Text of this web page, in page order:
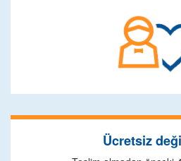
Ücretsiz